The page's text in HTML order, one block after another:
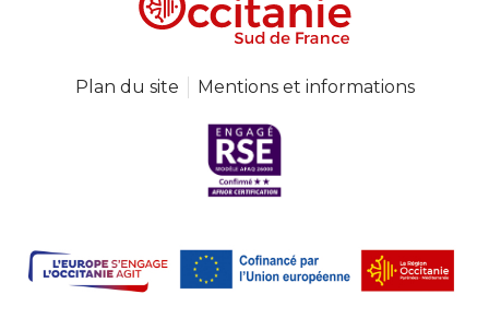
Plan du site Mentions et informations